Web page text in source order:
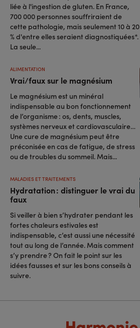
liée à l'ingestion de gluten. En France,
700 000 personnes souffriraient de
cette pathologie, mais seulement 10 à 20
% d'entre elles seraient diagnostiquées*.
La seule...
Vrai/faux sur le magnésium
ALIMENTATION
Le magnésium est un minéral
indispensable au bon fonctionnement
de l’organisme : os, dents, muscles,
systèmes nerveux et cardiovasculaire…
Une cure de magnésium peut être
préconisée en cas de fatigue, de stress
ou de troubles du sommeil. Mais...
Hydratation : distinguer le vrai du
faux
MALADIES ET TRAITEMENTS
Si veiller à bien s’hydrater pendant les
fortes chaleurs estivales est
indispensable, c’est aussi une nécessité
tout au long de l’année. Mais comment
s’y prendre ? On fait le point sur les
idées fausses et sur les bons conseils à
suivre.